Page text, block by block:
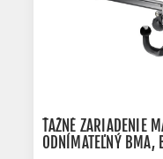
ŤAŽNÉ ZARIADENIE
ODNÍMATEĽNÝ BMA,